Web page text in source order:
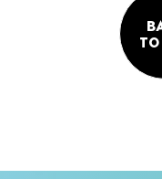
TO